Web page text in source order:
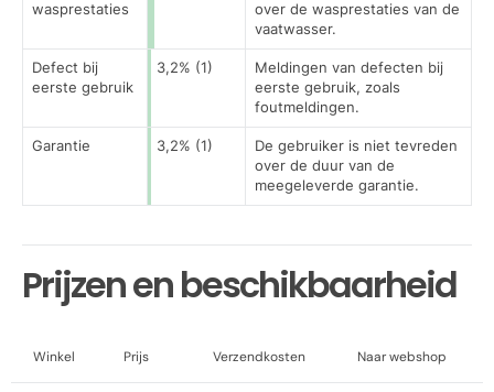
wasprestaties
over de wasprestaties van de
vaatwasser.
Defect bij
eerste gebruik
3,2% (1)
Meldingen van defecten bij
eerste gebruik, zoals
foutmeldingen.
Garantie 3,2% (1)
De gebruiker is niet tevreden
over de duur van de
meegeleverde garantie.
Prijzen en beschikbaarheid
Winkel Prijs Verzendkosten Naar webshop